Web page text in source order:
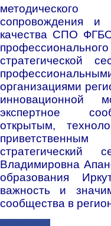
сопровождения и
качества СПО
стратегической
организациями
инновационной
экспертное
открытым,
стратегический
Владимировна
образования
важность и
сообщества в